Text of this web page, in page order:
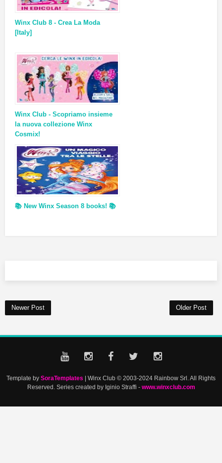
Winx Club 8 - Crea La Moda
[Italy]
Winx Club - Scopriamo insieme
la nuova collezione Winx
Cosmix!
📚 New Winx Season 8 books! 📚
Newer Post Older Post
Template by SoraTemplates | Winx Club © 2003-2024 Rainbow Srl. All Rights
Reserved. Series created by Iginio Straffi - www.winxclub.com